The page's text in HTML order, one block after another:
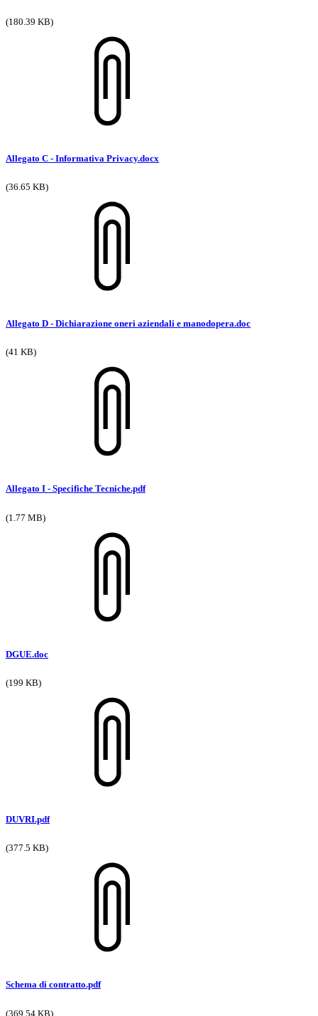
(180.39 KB)
Allegato C - Informativa Privacy.docx
(36.65 KB)
Allegato D - Dichiarazione oneri aziendali e manodopera.doc
(41 KB)
Allegato I - Specifiche Tecniche.pdf
(1.77 MB)
DGUE.doc
(199 KB)
DUVRI.pdf
(377.5 KB)
Schema di contratto.pdf
(369.54 KB)